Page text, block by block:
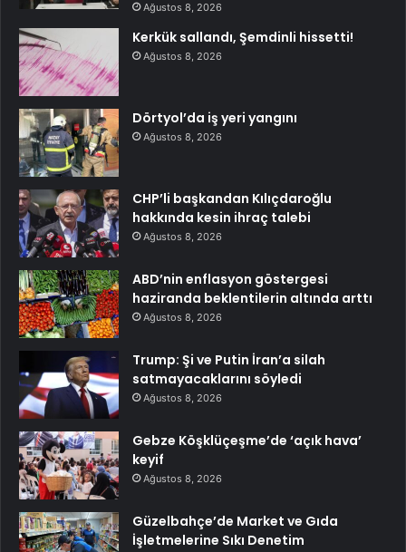
Ağustos 8, 2026
Kerkük sallandı, Şemdinli hissetti!
Ağustos 8, 2026
Dörtyol’da iş yeri yangını
Ağustos 8, 2026
CHP’li başkandan Kılıçdaroğlu
hakkında kesin ihraç talebi
Ağustos 8, 2026
ABD’nin enflasyon göstergesi
haziranda beklentilerin altında arttı
Ağustos 8, 2026
Trump: Şi ve Putin İran’a silah
satmayacaklarını söyledi
Ağustos 8, 2026
Gebze Köşklüçeşme’de ‘açık hava’
keyif
Ağustos 8, 2026
Güzelbahçe’de Market ve Gıda
İşletmelerine Sıkı Denetim